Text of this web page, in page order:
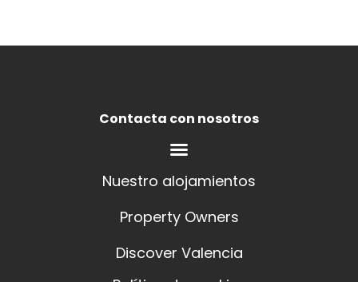
Contacta con nosotros
Nuestro alojamientos
Property Owners
Discover Valencia